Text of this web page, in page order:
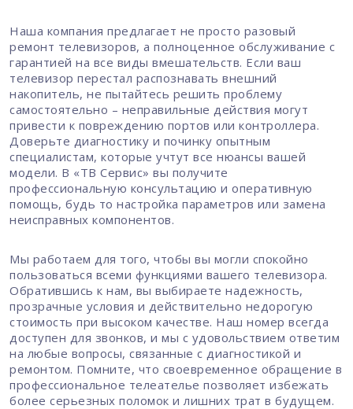
Наша компания предлагает не просто разовый
ремонт телевизоров, а полноценное обслуживание с
гарантией на все виды вмешательств. Если ваш
телевизор перестал распознавать внешний
накопитель, не пытайтесь решить проблему
самостоятельно – неправильные действия могут
привести к повреждению портов или контроллера.
Доверьте диагностику и починку опытным
специалистам, которые учтут все нюансы вашей
модели. В «ТВ Сервис» вы получите
профессиональную консультацию и оперативную
помощь, будь то настройка параметров или замена
неисправных компонентов.
Мы работаем для того, чтобы вы могли спокойно
пользоваться всеми функциями вашего телевизора.
Обратившись к нам, вы выбираете надежность,
прозрачные условия и действительно недорогую
стоимость при высоком качестве. Наш номер всегда
доступен для звонков, и мы с удовольствием ответим
на любые вопросы, связанные с диагностикой и
ремонтом. Помните, что своевременное обращение в
профессиональное телеателье позволяет избежать
более серьезных поломок и лишних трат в будущем.